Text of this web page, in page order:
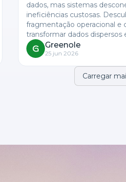
dados, mas sistemas
ineficiências custosas.
fragmentação operacional e
transformar dados
Greenole
25 jun 2026
Carregar